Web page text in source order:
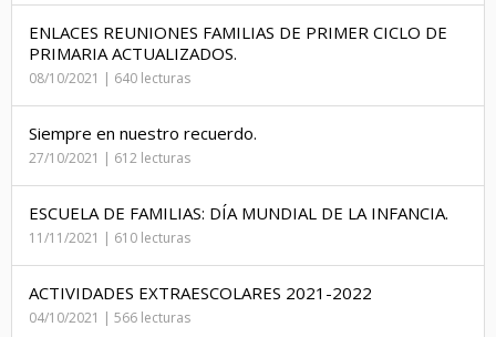
ENLACES REUNIONES FAMILIAS DE PRIMER CICLO DE
PRIMARIA ACTUALIZADOS.
08/10/2021 | 640 lecturas
Siempre en nuestro recuerdo.
27/10/2021 | 612 lecturas
ESCUELA DE FAMILIAS: DÍA MUNDIAL DE LA INFANCIA.
11/11/2021 | 610 lecturas
ACTIVIDADES EXTRAESCOLARES 2021-2022
04/10/2021 | 566 lecturas